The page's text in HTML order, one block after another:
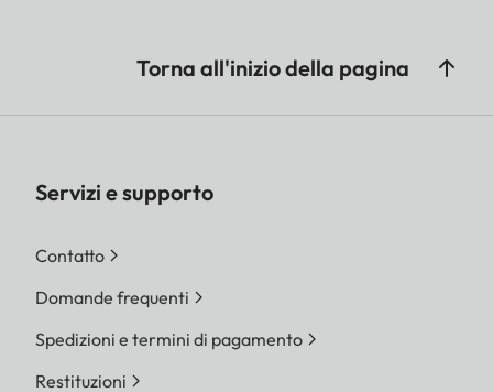
Torna all'inizio della pagina
Servizi e supporto
Contatto
Domande frequenti
Spedizioni e termini di pagamento
Restituzioni